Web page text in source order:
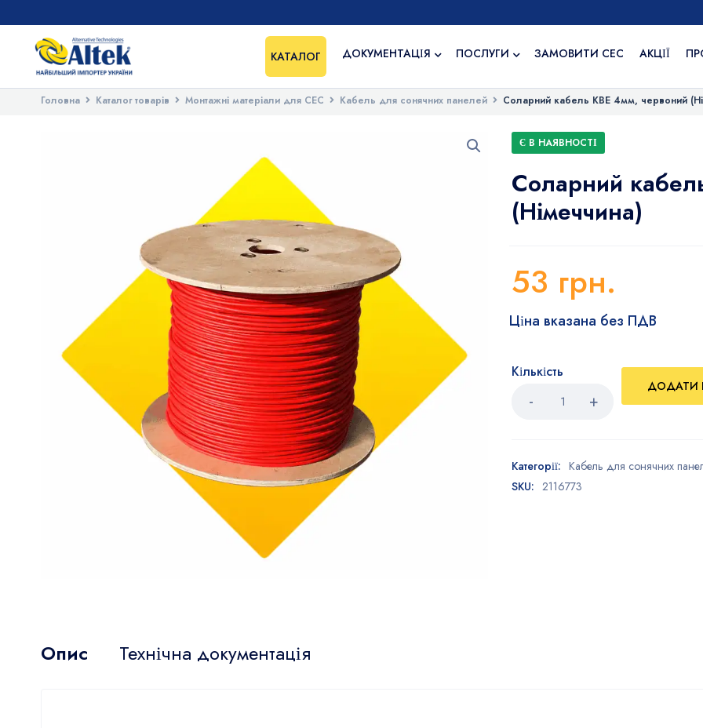
КАТАЛОГ ДОКУМЕНТАЦІЯ ПОСЛУГИ ЗАМОВИТИ СЕС АКЦІЇ
Головна Каталог товарів Монтажні матеріали для СЕС Кабель для сонячних панелей Соларний кабель KBE 4мм, червоний
Є В НАЯВНОСТІ
Соларний
(Німеччина)
53 грн.
Ціна вказана без ПДВ
Кількість
ДОДАТИ
Категорії: Кабель для сонячних
SKU: 2116773
Опис Технічна документація